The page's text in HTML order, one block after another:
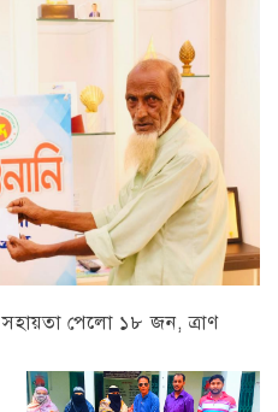
সহায়তা পেলো ১৮ জন, ত্রাণ